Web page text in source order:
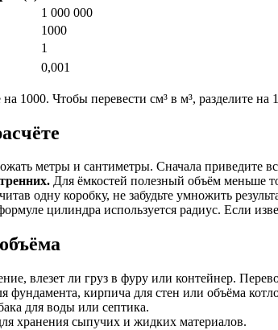
1 000 000
1000
1
0,001
1000. Чтобы перевести см³ в м³, разделите на
метры и сантиметры. Сначала приведите
Для ёмкостей полезный объём меньше
одну коробку, не забудьте умножить
цилиндра используется радиус. Если
влезет ли груз в фуру или контейнер.
фундамента, кирпича для стен или объёма
для воды или септика.
хранения сыпучих и жидких материалов.